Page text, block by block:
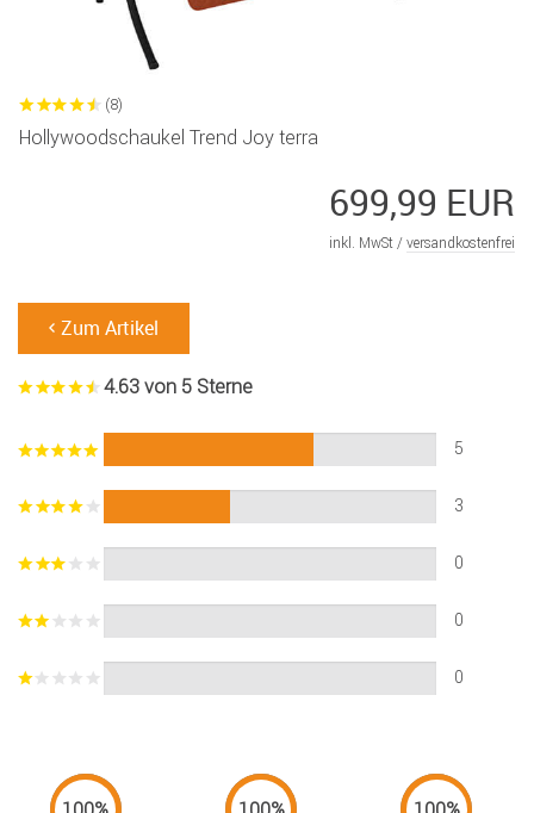
(8)
Hollywoodschaukel Trend Joy terra
699,99 EUR
inkl. MwSt / versandkostenfrei
Zum Artikel
4.63 von 5 Sterne
5
3
0
0
0